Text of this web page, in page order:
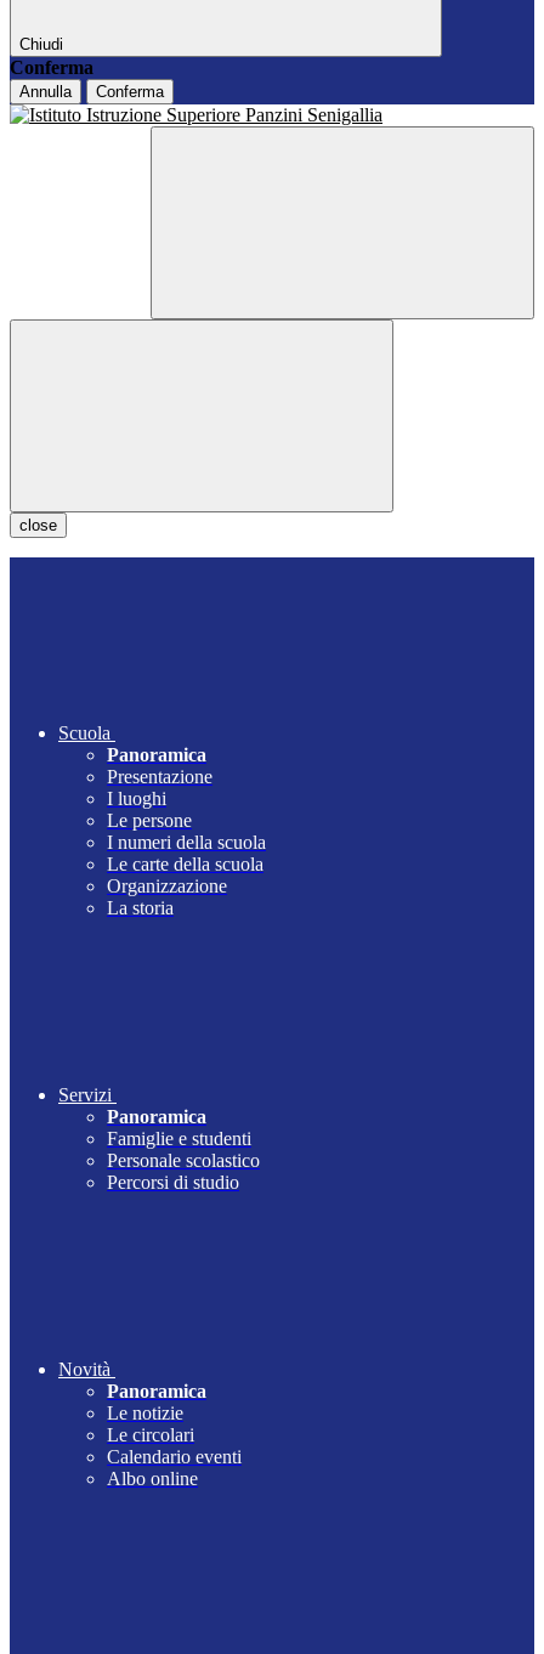
Chiudi
Conferma
Annulla Conferma
close
Scuola
Panoramica
Presentazione
I luoghi
Le persone
I numeri della scuola
Le carte della scuola
Organizzazione
La storia
Servizi
Panoramica
Famiglie e studenti
Personale scolastico
Percorsi di studio
Novità
Panoramica
Le notizie
Le circolari
Calendario eventi
Albo online